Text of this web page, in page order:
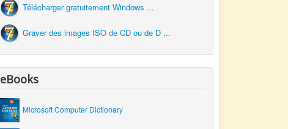
Télécharger gratuitement Windows ...
Graver des images ISO de CD ou de D ...
eBooks
Microsoft Computer Dictionary